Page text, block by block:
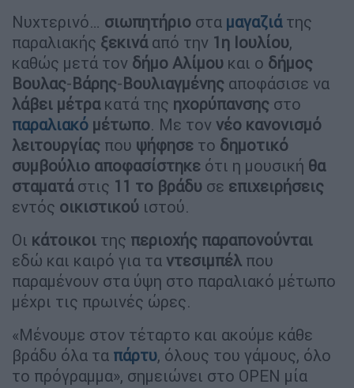
Νυχτερινό… σιωπητήριο στα μαγαζιά της
παραλιακής ξεκινάαπό την 1η Ιουλίου,
καθώς μετά τον δήμο Αλίμου και ο δήμος
Βουλας-Βάρης-Βουλιαγμένης αποφάσισε να
λάβει μέτρακατά της ηχορύπανσης στο
παραλιακό μέτωπο. Με τον νέο κανονισμό
λειτουργίας που ψήφησε το δημοτικό
συμβούλιο αποφασίστηκε ότι η μουσική θα
σταματάστις 11 το βράδυ σε επιχειρήσεις
εντός οικιστικού ιστού.
Οι κάτοικοι της περιοχής παραπονούνται
εδώ και καιρό για τα ντεσιμπέλ που
παραμένουν στα ύψη στο παραλιακό μέτωπο
μέχρι τις πρωινές ώρες.
«Μένουμε στον τέταρτο και ακούμε κάθε
βράδυ όλα τα πάρτυ, όλους του γάμους, όλο
το πρόγραμμα», σημειώνει στο OPEN μία